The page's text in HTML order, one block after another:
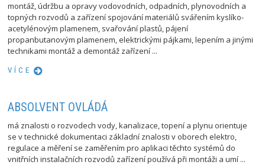
montáž, údržbu a opravy vodovodních, odpadních, plynovodních a
topných rozvodů a zařízení spojování materiálů svářením kyslíko-
acetylénovým plamenem, svařování plastů, pájení
propanbutanovým plamenem, elektrickými pájkami, lepením a jinými
technikami montáž a demontáž zařízení ...
VÍCE
ABSOLVENT OVLÁDÁ
má znalosti o rozvodech vody, kanalizace, topení a plynu orientuje
se v technické dokumentaci základní znalosti v oborech elektro,
regulace a měření se zaměřením pro aplikaci těchto systémů do
vnitřních instalačních rozvodů zařízení používá při montáži a umí ...